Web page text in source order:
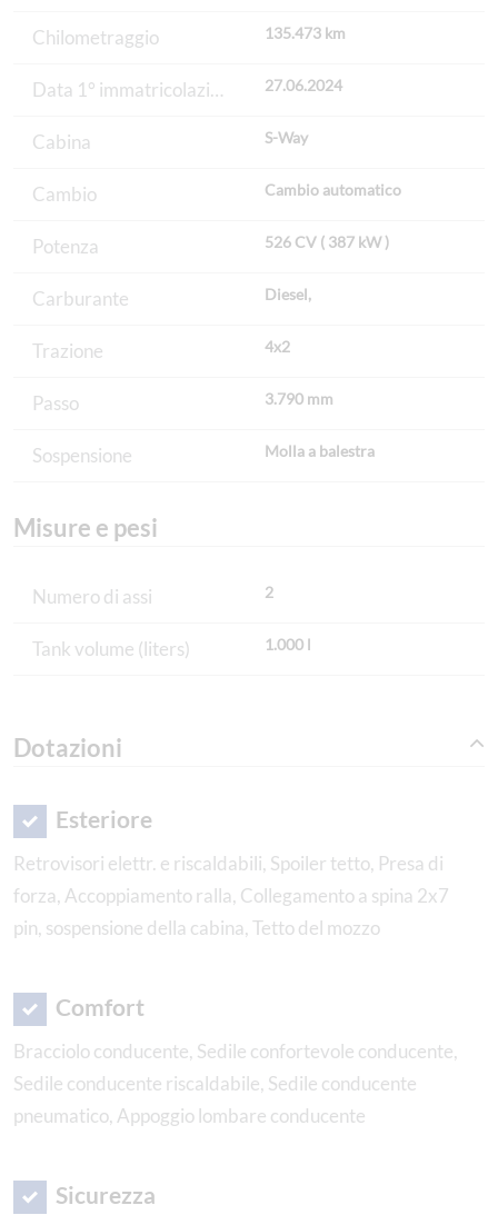
Chilometraggio 135.473 km
Data 1° immatricolazione 27.06.2024
Cabina S-Way
Cambio Cambio automatico
Potenza 526 CV ( 387 kW )
Carburante Diesel,
Trazione 4x2
Passo 3.790 mm
Sospensione Molla a balestra
Misure e pesi
Numero di assi 2
Tank volume (liters) 1.000 l
Dotazioni
Esteriore
Retrovisori elettr. e riscaldabili, Spoiler tetto, Presa di
forza, Accoppiamento ralla, Collegamento a spina 2x7
pin, sospensione della cabina, Tetto del mozzo
Comfort
Bracciolo conducente, Sedile confortevole conducente,
Sedile conducente riscaldabile, Sedile conducente
pneumatico, Appoggio lombare conducente
Sicurezza